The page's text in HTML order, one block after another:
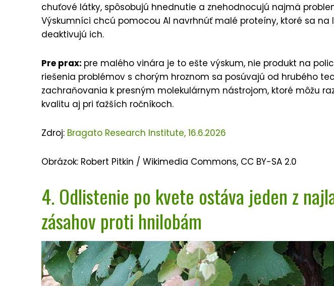
chuťové látky, spôsobujú hnednutie a znehodnocujú najmä
Výskumníci chcú pomocou AI navrhnúť malé proteíny, ktoré sa na
deaktivujú ich.
Pre prax: pre malého vinára je to ešte výskum, nie produkt na
riešenia problémov s chorým hroznom sa posúvajú od hrubého
zachraňovania k presným molekulárnym nástrojom, ktoré môžu
kvalitu aj pri ťažších ročníkoch.
Zdroj: Bragato Research Institute, 16.6.2026
Obrázok: Robert Pitkin / Wikimedia Commons, CC BY-SA 2.0
4. Odlistenie po kvete ostáva jeden z
zásahov proti hnilobám